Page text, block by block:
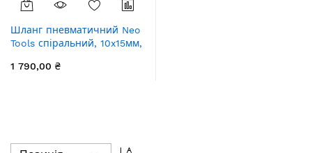
Шланг пневматичний Neo
Tools спіральний, 10x15мм,
1 790,00 ₴
Сортувати